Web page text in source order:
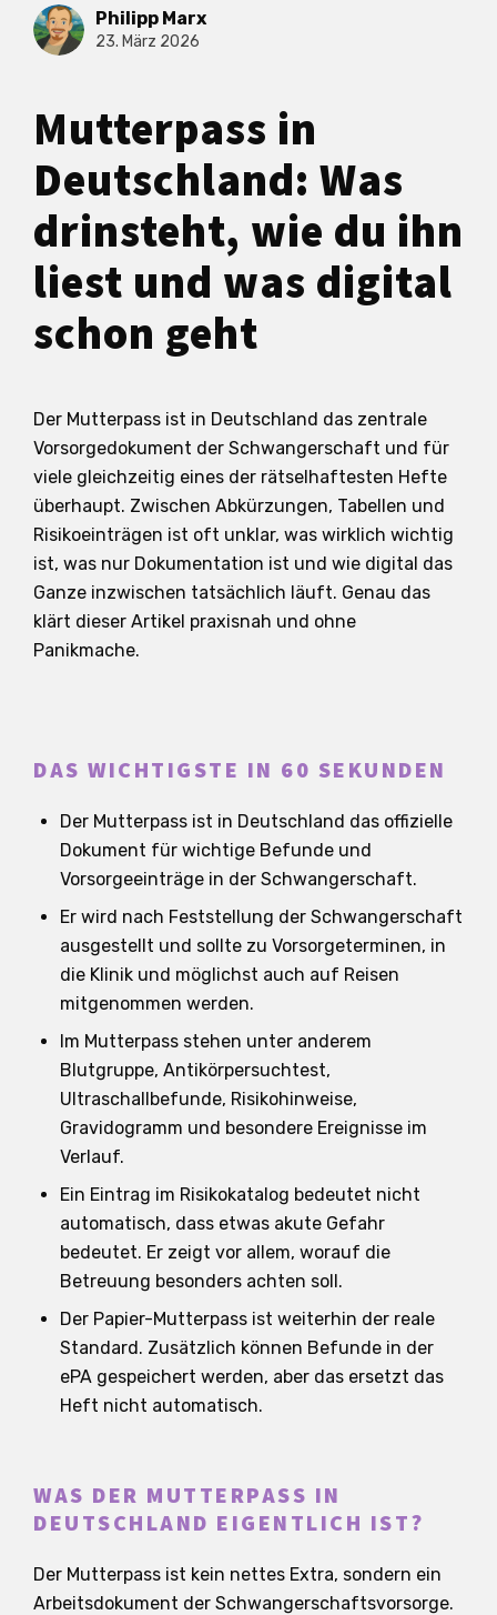
Philipp Marx
23. März 2026
Mutterpass in
Deutschland: Was
drinsteht, wie du ihn
liest und was digital
schon geht
Der Mutterpass ist in Deutschland das zentrale
Vorsorgedokument der Schwangerschaft und für
viele gleichzeitig eines der rätselhaftesten Hefte
überhaupt. Zwischen Abkürzungen, Tabellen und
Risikoeinträgen ist oft unklar, was wirklich wichtig
ist, was nur Dokumentation ist und wie digital das
Ganze inzwischen tatsächlich läuft. Genau das
klärt dieser Artikel praxisnah und ohne
Panikmache.
DAS WICHTIGSTE IN 60 SEKUNDEN
Der Mutterpass ist in Deutschland das offizielle
Dokument für wichtige Befunde und
Vorsorgeeinträge in der Schwangerschaft.
Er wird nach Feststellung der Schwangerschaft
ausgestellt und sollte zu Vorsorgeterminen, in
die Klinik und möglichst auch auf Reisen
mitgenommen werden.
Im Mutterpass stehen unter anderem
Blutgruppe, Antikörpersuchtest,
Ultraschallbefunde, Risikohinweise,
Gravidogramm und besondere Ereignisse im
Verlauf.
Ein Eintrag im Risikokatalog bedeutet nicht
automatisch, dass etwas akute Gefahr
bedeutet. Er zeigt vor allem, worauf die
Betreuung besonders achten soll.
Der Papier-Mutterpass ist weiterhin der reale
Standard. Zusätzlich können Befunde in der
ePA gespeichert werden, aber das ersetzt das
Heft nicht automatisch.
WAS DER MUTTERPASS IN
DEUTSCHLAND EIGENTLICH IST?
Der Mutterpass ist kein nettes Extra, sondern ein
Arbeitsdokument der Schwangerschaftsvorsorge.